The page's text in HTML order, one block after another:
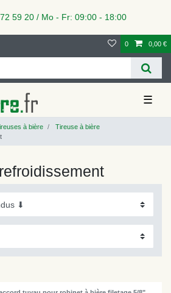
59 20 / Mo - Fr: 09:00 - 18:00
0 0,00 €
☰
à bière
Tireuse à bière